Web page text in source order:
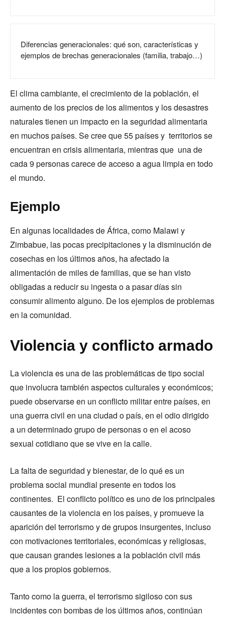
Diferencias generacionales: qué son, características y
ejemplos de brechas generacionales (familia, trabajo…)
El clima cambiante, el crecimiento de la población, el
aumento de los precios de los alimentos y los desastres
naturales tienen un impacto en la seguridad alimentaria
en muchos países. Se cree que 55 países y territorios se
encuentran en crisis alimentaria, mientras que una de
cada 9 personas carece de acceso a agua limpia en todo
el mundo.
Ejemplo
En algunas localidades de África, como Malawi y
Zimbabue, las pocas precipitaciones y la disminución de
cosechas en los últimos años, ha afectado la
alimentación de miles de familias, que se han visto
obligadas a reducir su ingesta o a pasar días sin
consumir alimento alguno. De los ejemplos de problemas
en la comunidad.
Violencia y conflicto armado
La violencia es una de las problemáticas de tipo social
que involucra también aspectos culturales y económicos;
puede observarse en un conflicto militar entre países, en
una guerra civil en una ciudad o país, en el odio dirigido
a un determinado grupo de personas o en el acoso
sexual cotidiano que se vive en la calle.
La falta de seguridad y bienestar, de lo qué es un
problema social mundial presente en todos los
continentes. El conflicto político es uno de los principales
causantes de la violencia en los países, y promueve la
aparición del terrorismo y de grupos insurgentes, incluso
con motivaciones territoriales, económicas y religiosas,
que causan grandes lesiones a la población civil más
que a los propios gobiernos.
Tanto como la guerra, el terrorismo sigiloso con sus
incidentes con bombas de los últimos años, continúan